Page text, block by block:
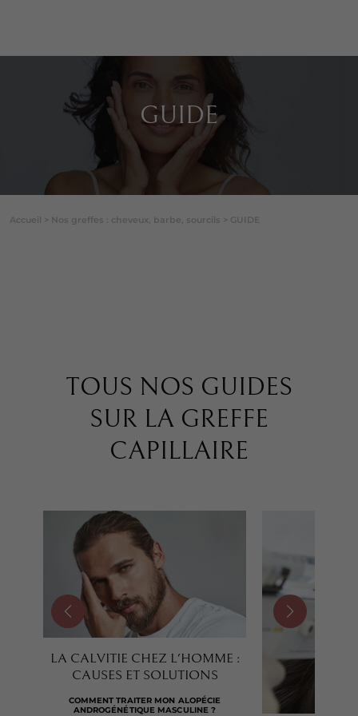
GUIDE
Accueil > Nos greffes : cheveux, barbe, sourcils > GUIDE
TOUS NOS GUIDES
SUR LA GREFFE
CAPILLAIRE
LA CALVITIE CHEZ L'HOMME :
CAUSES ET SOLUTIONS
COMMENT TRAITER MON ALOPÉCIE
ANDROGÉNÉTIQUE MASCULINE ?